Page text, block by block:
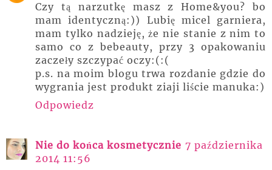
Czy tą narzutkę masz z Home&you? bo
mam identyczną:)) Lubię micel garniera,
mam tylko nadzieję, że nie stanie z nim to
samo co z bebeauty, przy 3 opakowaniu
zaczeły szczypać oczy:(:(
p.s. na moim blogu trwa rozdanie gdzie do
wygrania jest produkt ziaji liście manuka:)
Odpowiedz
Nie do końca kosmetycznie 7 października
2014 11:56